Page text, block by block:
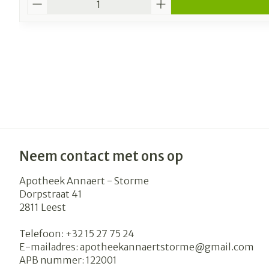
Neem contact met ons op
Apotheek Annaert - Storme
Dorpstraat 41
2811 Leest
Telefoon: +32 15 27 75 24
E-mailadres: apotheekannaertstorme@gmail.com
APB nummer: 122001